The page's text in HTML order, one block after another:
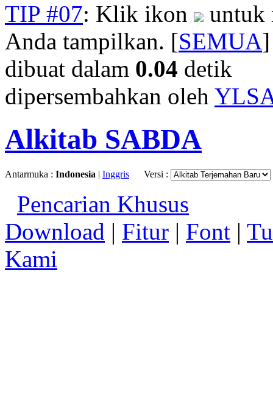
TIP #07: Klik ikon
untuk
Anda tampilkan. [SEMUA]
dibuat dalam 0.04 detik
dipersembahkan oleh
Alkitab SABDA
Antarmuka : Indonesia | Inggris Versi :
Pencarian Khusus
Download | Fitur | Font |
Kami